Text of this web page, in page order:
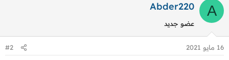
A
Abder220
عضو جديد
16 مايو 2021 #2